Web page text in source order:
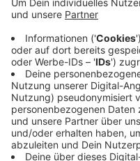
zu einer Verzögerung
Grundsicherung
Menschen, die nicht
als 5.000 Krefelder
gewesen sein.
Veröffentlicht:
Anzeige